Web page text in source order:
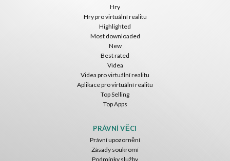
Zdarma
ToroGames
Zdarma
Hry
Hry pro virtuální realitu
Highlighted
Most downloaded
New
Best rated
Videa
Videa pro virtuální realitu
Aplikace pro virtuální realitu
Top Selling
Top Apps
PRÁVNÍ VĚCI
Právní upozornění
Zásady soukromí
Podmínky služby